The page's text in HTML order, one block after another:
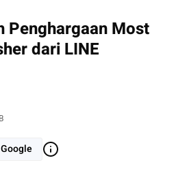
Penghargaan Most
dari LINE